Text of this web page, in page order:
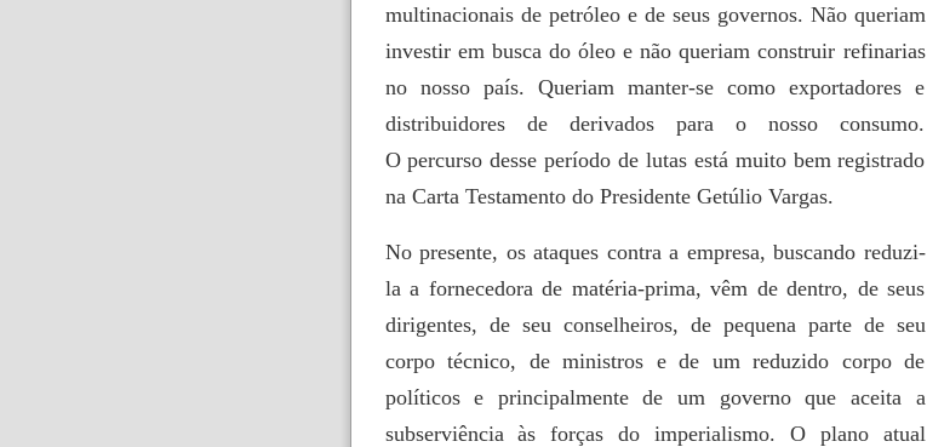
multinacionais de petróleo e de seus governos. Não queriam
investir em busca do óleo e não queriam construir refinarias
no nosso país. Queriam manter-se como exportadores e
distribuidores de derivados para o nosso consumo.
O percurso desse período de lutas está muito bem registrado
na Carta Testamento do Presidente Getúlio Vargas.
No presente, os ataques contra a empresa, buscando reduzi-
la a fornecedora de matéria-prima, vêm de dentro, de seus
dirigentes, de seu conselheiros, de pequena parte de seu
corpo técnico, de ministros e de um reduzido corpo de
políticos e principalmente de um governo que aceita a
subserviência às forças do imperialismo. O plano atual